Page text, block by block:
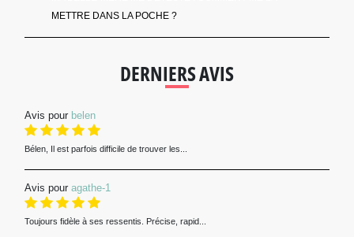
METTRE DANS LA POCHE ?
DERNIERS AVIS
Avis pour belen
Bélen, Il est parfois difficile de trouver les...
Avis pour agathe-1
Toujours fidèle à ses ressentis. Précise, rapid...